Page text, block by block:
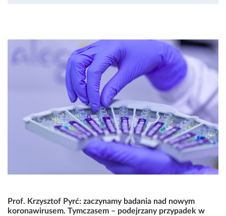
Prof. Krzysztof Pyrć: zaczynamy badania nad nowym
koronawirusem. Tymczasem – podejrzany przypadek w